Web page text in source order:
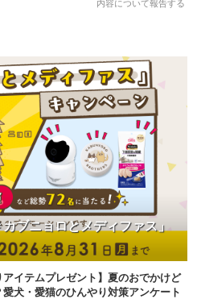
内容について報告する
ブニョロとメディファス」
アイテムプレゼント】夏のおでかけど
愛犬・愛猫のひんやり対策アンケート